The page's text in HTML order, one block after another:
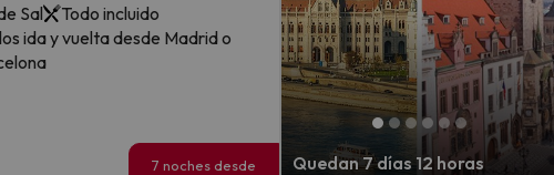
Sal
Todo incluido
ida y vuelta desde Madrid o
7 noches desde Quedan 7 días 12 horas